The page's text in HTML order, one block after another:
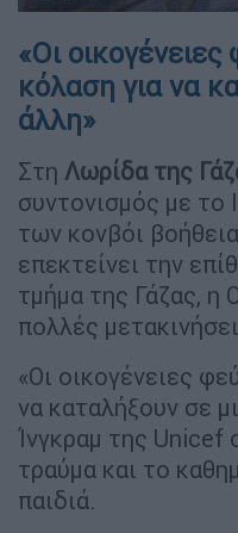
«Οι
κόλαση για να
άλλη»
Στη Λωρίδα της
συντονισμός με το
των κονβόι
επεκτείνει την
τμήμα της Γάζας, η
πολλές
«Οι οικογένειες
να καταλήξουν σε
Ίνγκραμ της Unicef
τραύμα και το
παιδιά.